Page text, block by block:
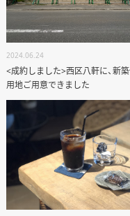
2024.06.24
<成約しました>西区八軒に、新
用地ご用意できました